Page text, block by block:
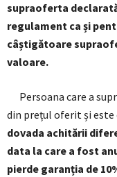
supraoferta
regulament ca și
câștigătoare
valoare.
Persoana care a
din prețul oferit și
dovada achitării
data la care a fost
pierde garanția de